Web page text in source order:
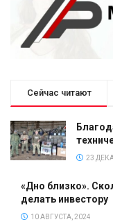
Сейчас читают
23
«Дно близко».
делать инвестору
10 АВГУСТА, 2024